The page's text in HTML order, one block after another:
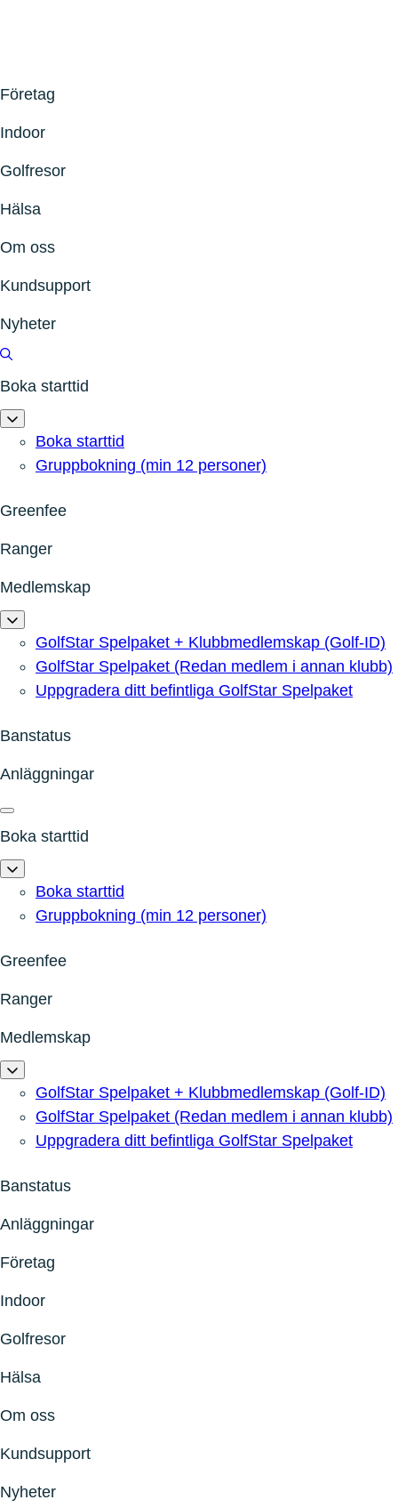
Företag
Indoor
Golfresor
Hälsa
Om oss
Kundsupport
Nyheter
Boka starttid
Boka starttid
Gruppbokning (min 12 personer)
Greenfee
Ranger
Medlemskap
GolfStar Spelpaket + Klubbmedlemskap (Golf-ID)
GolfStar Spelpaket (Redan medlem i annan klubb)
Uppgradera ditt befintliga GolfStar Spelpaket
Banstatus
Anläggningar
Boka starttid
Boka starttid
Gruppbokning (min 12 personer)
Greenfee
Ranger
Medlemskap
GolfStar Spelpaket + Klubbmedlemskap (Golf-ID)
GolfStar Spelpaket (Redan medlem i annan klubb)
Uppgradera ditt befintliga GolfStar Spelpaket
Banstatus
Anläggningar
Företag
Indoor
Golfresor
Hälsa
Om oss
Kundsupport
Nyheter